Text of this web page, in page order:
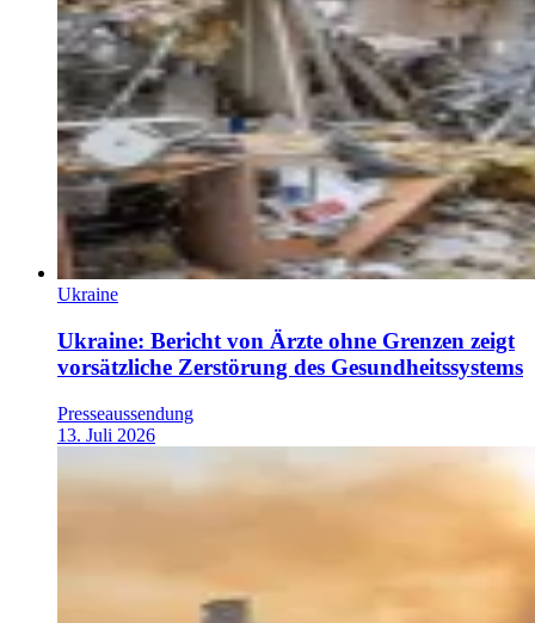
Ukraine
Ukraine: Bericht von Ärzte ohne Grenzen zeigt
vorsätzliche Zerstörung des Gesundheitssystems
Presseaussendung
13. Juli 2026